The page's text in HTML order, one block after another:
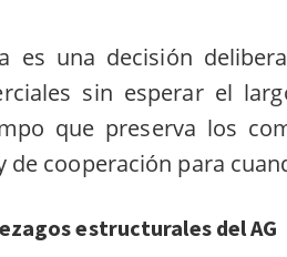
es una decisión
sin esperar el
que preserva los
de cooperación para
estructurales del AG